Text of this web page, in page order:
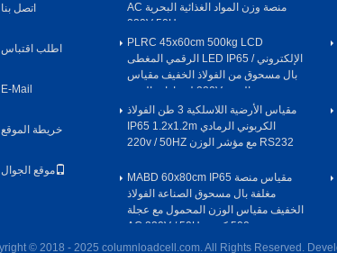
منصة وزن المواد الغذائية البحرية AC
220V 50Hz
PLRC 45x60cm 500kg LCD
الإلكتروني / LED IP65 الرقمي المغطى
بال مسحوق من الفولاذ الخفيف مقياس
الوزن 220V لسيارات الوزن
مقياس الأرضية اللاسلكية 3 طن الفولاذ
الكربوني الرمادي IP65 1.2x1.2m
RS232 مع مؤشر الوزن 220v / 50HZ
مقياس منصة MABD 60x80cm IP65
مغلفة بال مسحوق الصناعة الفولاذ
الخفيف مقياس الوزن المحمول مع عجلة
500 كجم AC 220V / 50Hz
اتصل بنا
اطلب اقتباس
E-Mail
خريطة الموقع
موقع الجوال